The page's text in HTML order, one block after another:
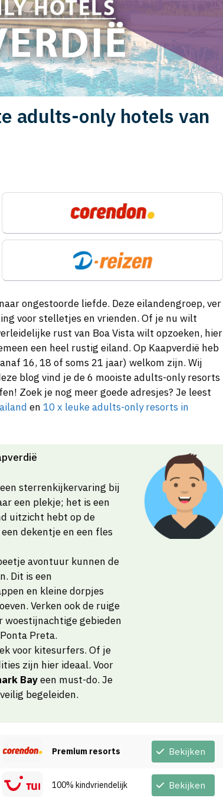
adults-only hotels van
ongestoorde liefde. Deze eilandengroep, ver
voor stelletjes en vrienden. Of je nu wilt
rust van Boa Vista wilt opzoeken, hier
een heel rustig eiland. Op Kaapverdië heb
16, 18 of soms 21 jaar) welkom zijn. Wij
blog vind je de 6 mooiste adults-only resorts
Zoek je nog meer goede adresjes? Je leest
en 10 x leuke adults-only resorts in
sterrenkijkervaring bij
een plekje; het is een
uitzicht hebt op de
dekentje en een fles
avontuur kunnen de
Dit is een
en kleine dorpjes
Verken ook de ruige
woestijnachtige gebieden
Preta.
voor kitesurfers. Of je
zijn hier ideaal. Voor
Bayeen must-do. Je
begeleiden.
Premium resorts Bekijken
100% kindvriendelijk Bekijken